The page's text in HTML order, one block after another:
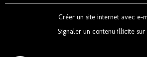
Créer un site internet avec e-
Signaler un contenu illicite sur